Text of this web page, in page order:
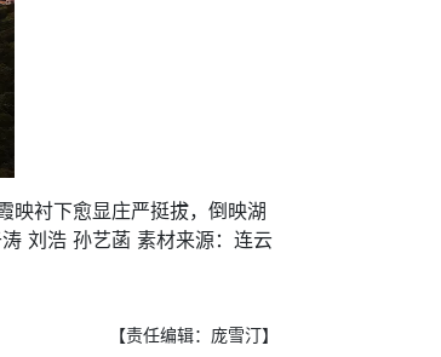
衬下愈显庄严挺拔，倒映湖
刘浩 孙艺菡 素材来源：连云
【责任编辑：庞雪汀】